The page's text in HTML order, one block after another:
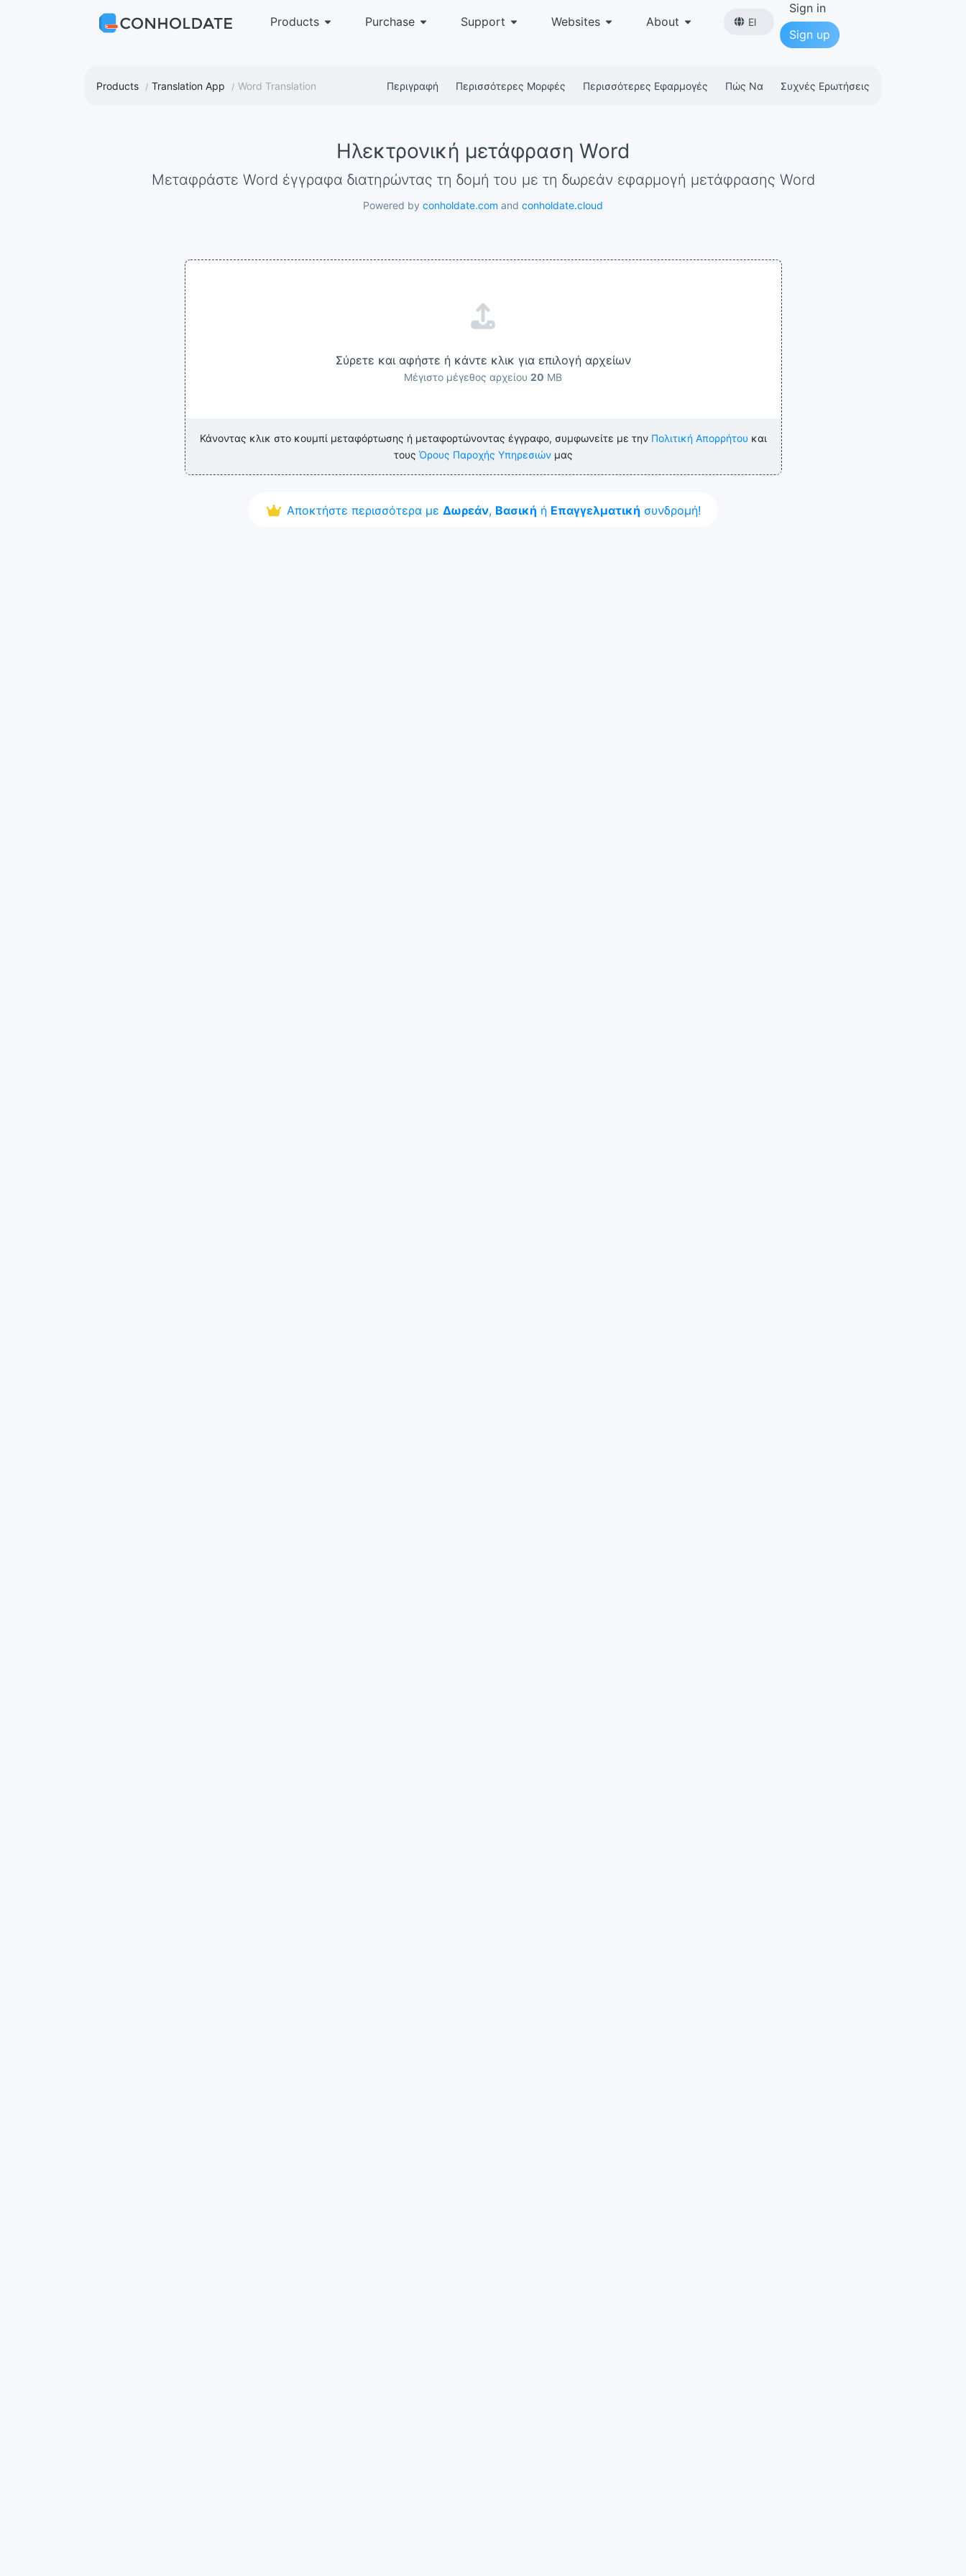
Products Purchase Support Websites About El
Sign in
Sign up
Products Translation App Word Translation Περιγραφή Περισσότερες Μορφές Περισσότερες Εφαρμογές Πώς Να Συχνές Ερωτήσεις
Ηλεκτρονική μετάφραση Word
Μεταφράστε Word έγγραφα διατηρώντας τη δομή του με τη δωρεάν εφαρμογή μετάφρασης Word
Powered by conholdate.com and conholdate.cloud
Σύρετε και αφήστε ή κάντε κλικ για επιλογή αρχείων
Μέγιστο μέγεθος αρχείου 20 MB
Κάνοντας κλικ στο κουμπί μεταφόρτωσης ή μεταφορτώνοντας έγγραφο, συμφωνείτε με την Πολιτική Απορρήτου και
τους Όρους Παροχής Υπηρεσιώνμας
Αποκτήστε περισσότερα με Δωρεάν, Βασική ή Επαγγελματική συνδρομή!